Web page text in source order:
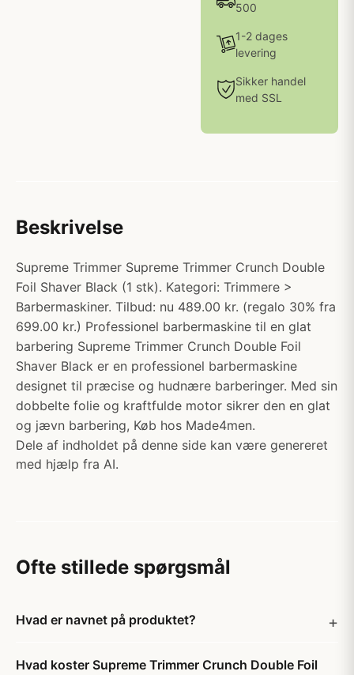
500
1-2 dages
levering
Sikker handel
med SSL
Beskrivelse
Supreme Trimmer Supreme Trimmer Crunch Double
Foil Shaver Black (1 stk). Kategori: Trimmere >
Barbermaskiner. Tilbud: nu 489.00 kr. (regalo 30% fra
699.00 kr.) Professionel barbermaskine til en glat
barbering Supreme Trimmer Crunch Double Foil
Shaver Black er en professionel barbermaskine
designet til præcise og hudnære barberinger. Med sin
dobbelte folie og kraftfulde motor sikrer den en glat
og jævn barbering, Køb hos Made4men.
Dele af indholdet på denne side kan være genereret
med hjælp fra AI.
Ofte stillede spørgsmål
Hvad er navnet på produktet?
Hvad koster Supreme Trimmer Crunch Double Foil